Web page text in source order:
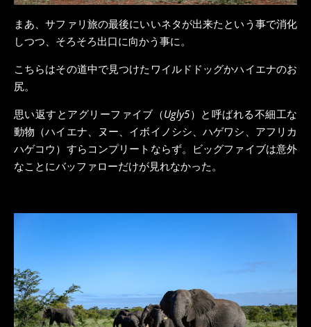
まあ、サファリ旅の最後にいいネタが出来たという事で消化
しつつ、そろそろ出口に向かう事に。
こちらはその道中で見つけたワイルドドッグかハイエナのお
尻。
思い返すとアグリーファイブ（Ugly5）と呼ばれる不細工な
動物（ハイエナ、ヌー、イボイノシシ、ハゲワシ、アフリカ
ハゲコウ）すらコンプリートならず。ビッグファイブは意外
なことにバッファローだけが見れなかった。